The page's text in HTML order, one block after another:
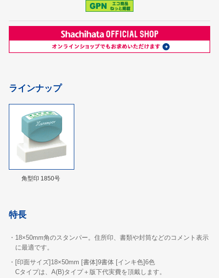
ラインナップ
角型印 1850号
特長
・18×50mm角のスタンパー。住所印、書類や封筒などのコメント表示
に最適です。
・[印面サイズ]18×50mm [書体]9書体 [インキ色]6色
Cタイプは、A(B)タイプ＋版下代実費を頂戴します。